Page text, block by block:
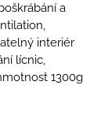
a
interiér
lícnic,
1300g